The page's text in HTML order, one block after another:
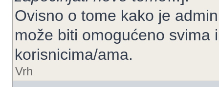
Ovisno o tome kako je
može biti omogućeno svima
korisnicima/ama.
Vrh